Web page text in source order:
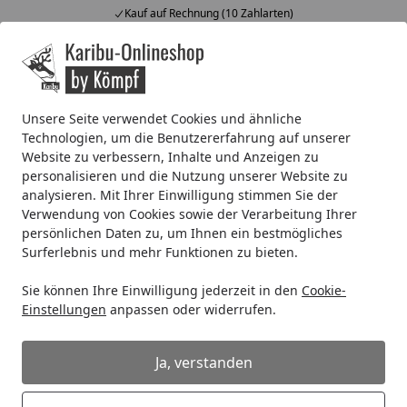
Unsere Seite verwendet Cookies und ähnliche
Technologien, um die Benutzererfahrung auf unserer
Website zu verbessern, Inhalte und Anzeigen zu
personalisieren und die Nutzung unserer Website zu
analysieren. Mit Ihrer Einwilligung stimmen Sie der
Verwendung von Cookies sowie der Verarbeitung Ihrer
persönlichen Daten zu, um Ihnen ein bestmögliches
Surferlebnis und mehr Funktionen zu bieten.
Sie können Ihre Einwilligung jederzeit in den Cookie-
Einstellungen anpassen oder widerrufen.
Ja, verstanden
Kauf auf Rechnung (10 Zahlarten)
Alle Produkte
Mein Konto
Startseite
Wellness Zubehör für Saunen Saunaausstattung
Karibu Ersatzteil Glaselement für
Irava 3 - ID 47717